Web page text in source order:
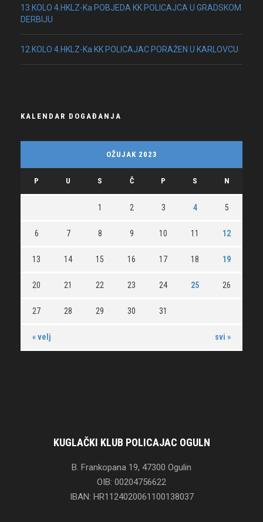
13.KOLO 4.HKLZ-Ka POBJEDA KK POLICAJCA U GRADSKOM
DERBIJU
12.KOLO 4.HKLZ-Ka KK POLICAJAC PORAŽEN U KARLOVCU
KALENDAR DOGAĐANJA
OŽUJAK 2023
P U S Č P S N
« velj svi »
1 2 3 4 5
6 7 8 9 10 11 12
13 14 15 16 17 18 19
20 21 22 23 24 25 26
27 28 29 30 31
KUGLAČKI KLUB POLICAJAC OGULN
B. Frankopana 19, 47300 Ogulin
OIB: 00204756622
IBAN: HR1124020061100138037